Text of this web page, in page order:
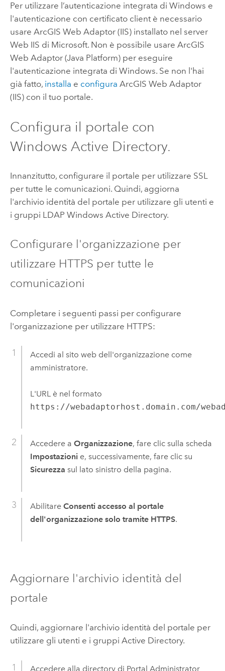
Per utilizzare l’autenticazione integrata di Windows e
l'autenticazione con certificato client è necessario
usare ArcGIS Web Adaptor (IIS)installato nel server
Web IIS di Microsoft. Non è possibile usare ArcGIS
Web Adaptor (Java Platform)per eseguire
l'autenticazione integrata di Windows. Se non l'hai
già fatto, installa e configura ArcGIS Web Adaptor
(IIS)con il tuo portale.
Configura il portale con
Windows Active Directory.
Innanzitutto, configurare il portale per utilizzare SSL
per tutte le comunicazioni. Quindi, aggiorna
l'archivio identità del portale per utilizzare gli utenti e
i gruppi LDAP Windows Active Directory.
Configurare l'organizzazione per
utilizzare HTTPS per tutte le
comunicazioni
Completare i seguenti passi per configurare
l'organizzazione per utilizzare HTTPS:
Accedi al sito web dell'organizzazione come
amministratore.
L'URL è nel formato
https://webadaptorhost.domain.com/
Accedere a Organizzazione, fare clic sulla scheda
Impostazionie, successivamente, fare clic su
Sicurezza sul lato sinistro della pagina.
Abilitare Consenti accesso al portale
dell'organizzazione solo tramite HTTPS.
Aggiornare l'archivio identità del
portale
Quindi, aggiornare l'archivio identità del portale per
utilizzare gli utenti e i gruppi Active Directory.
Accedere alla directory di Portal Administrator